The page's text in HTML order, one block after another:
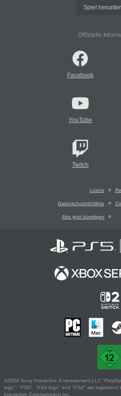
Spiel
Offizielle
Facebook
YouTube
Twitch
Lizenz
Datenschutzrichtlinie
Abo jetzt kündigen
©2026 Sony Interactive Entertainment
logo", "PS5", "PS4 logo" and "PS4" are registered
Interactive Entertainment Inc.